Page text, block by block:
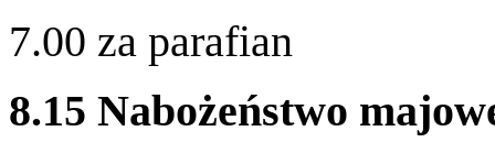
7.00 za parafian
8.15 Nabożeństwo